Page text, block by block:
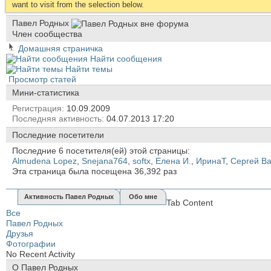
want to visit from the selection below.
Павел Родных
Член сообщества
Домашняя страничка
Найти сообщения
Найти темы
Просмотр статей
Мини-статистика
Регистрация
10.09.2009
Последняя активность 04.07.2013 17:20
Последние посетители
Последние 6 посетителя(ей) этой страницы:
Almudena Lopez Snejana764 softx Елена И. ИринаТ, Сергей
Эта страница была посещена 36,392 раз
Активность Павел Родных Обо мне
Tab Content
Все
Павел Родных
Друзья
Фотографии
No Recent Activity
О Павел Родных